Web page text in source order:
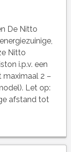
De Nitto
Nitto
i.p.v. een
2 –
Let op:
afstand tot